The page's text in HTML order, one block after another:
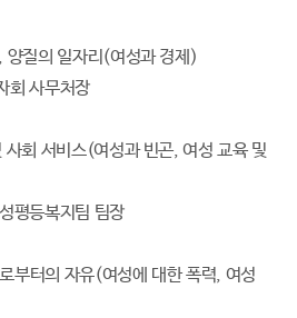
양질의 일자리(여성과 경제)
회 사무처장
회 서비스(여성과 빈곤, 여성 교육 및
평등복지팀 팀장
부터의 자유(여성에 대한 폭력, 여성